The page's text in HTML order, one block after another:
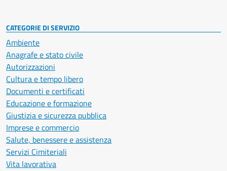
CATEGORIE DI SERVIZIO
Ambiente
Anagrafe e stato civile
Autorizzazioni
Cultura e tempo libero
Documenti e certificati
Educazione e formazione
Giustizia e sicurezza pubblica
Imprese e commercio
Salute, benessere e assistenza
Servizi Cimiteriali
Vita lavorativa